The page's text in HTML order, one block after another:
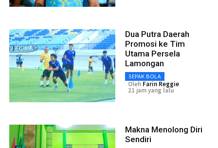
Dua Putra Daerah
Promosi ke Tim
Utama Persela
Lamongan
SEPAK BOLA
Oleh Farin Reggie
21 jam yang lalu
Makna Menolong Diri
Sendiri